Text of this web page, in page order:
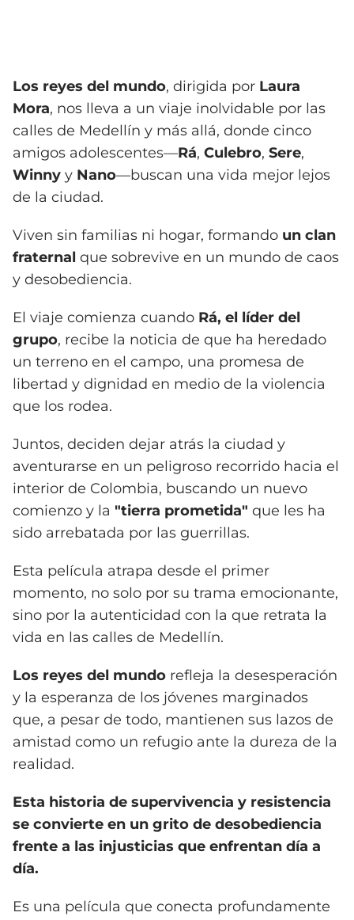
Los reyes del mundo, dirigida por Laura
Mora, nos lleva a un viaje inolvidable por las
calles de Medellín y más allá, donde cinco
amigos adolescentes—Rá, Culebro, Sere,
Winny y Nano—buscan una vida mejor lejos
de la ciudad.
Viven sin familias ni hogar, formando un clan
fraternal que sobrevive en un mundo de caos
y desobediencia.
El viaje comienza cuando Rá, el líder del
grupo, recibe la noticia de que ha heredado
un terreno en el campo, una promesa de
libertad y dignidad en medio de la violencia
que los rodea.
Juntos, deciden dejar atrás la ciudad y
aventurarse en un peligroso recorrido hacia el
interior de Colombia, buscando un nuevo
comienzo y la "tierra prometida" que les ha
sido arrebatada por las guerrillas.
Esta película atrapa desde el primer
momento, no solo por su trama emocionante,
sino por la autenticidad con la que retrata la
vida en las calles de Medellín.
Los reyes del mundo refleja la desesperación
y la esperanza de los jóvenes marginados
que, a pesar de todo, mantienen sus lazos de
amistad como un refugio ante la dureza de la
realidad.
Esta historia de supervivencia y resistencia
se convierte en un grito de desobediencia
frente a las injusticias que enfrentan día a
día.
Es una película que conecta profundamente